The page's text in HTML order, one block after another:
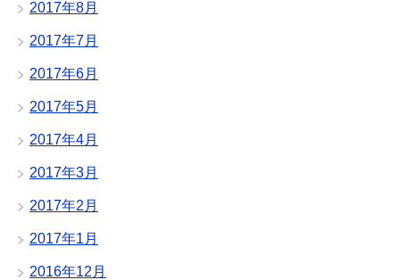
2017年8月
2017年7月
2017年6月
2017年5月
2017年4月
2017年3月
2017年2月
2017年1月
2016年12月